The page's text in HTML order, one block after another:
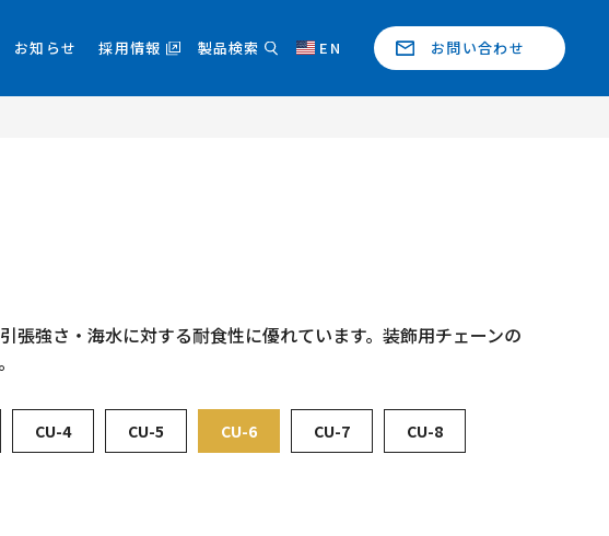
お知らせ 採用情報 製品検索 EN お問い合わせ
張強さ・海水に対する耐食性に優れています。装飾用チェーンの
CU-4 CU-5 CU-6 CU-7 CU-8